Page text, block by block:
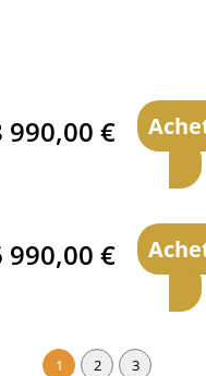
990,00 €
990,00 €
1 2 3